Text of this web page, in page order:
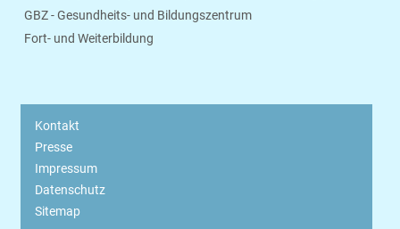
GBZ - Gesundheits- und Bildungszentrum
Fort- und Weiterbildung
Kontakt
Presse
Impressum
Datenschutz
Sitemap